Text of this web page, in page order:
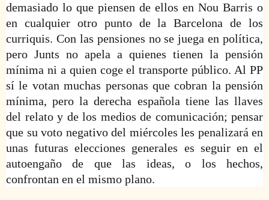
demasiado lo que piensen de ellos en Nou Barris o
en cualquier otro punto de la Barcelona de los
curriquis. Con las pensiones no se juega en política,
pero Junts no apela a quienes tienen la pensión
mínima ni a quien coge el transporte público. Al PP
sí le votan muchas personas que cobran la pensión
mínima, pero la derecha española tiene las llaves
del relato y de los medios de comunicación; pensar
que su voto negativo del miércoles les penalizará en
unas futuras elecciones generales es seguir en el
autoengaño de que las ideas, o los hechos,
confrontan en el mismo plano.